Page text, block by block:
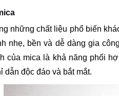
những chất liệu phổ biến
nhẹ, bền và dễ dàng gia
của mica là khả năng phối
dẫn độc đáo và bắt mắt.